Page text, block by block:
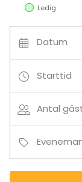
Aktiviteter
Tilan
-Alueella rikas
Ledig
Datum
Starttid
Antal